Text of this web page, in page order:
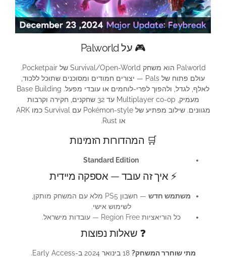
🎮 על Palworld
Palworld הוא משחק Survival/Open-World של Pocketpair.
עולם פתוח של Pals — יצורים חמודים ומסוכנים שתוכל ללכוד,
לאלף, לגדל, ולהפוך לפרי-לוחמים או עובדי מפעל. Base Building
מעמיק, Multiplayer co-op עד 32 שחקנים, חקירה וקרבות
מגוונים. שילוב מפתיע של Pokémon-style עם Survival כמו ARK
או Rust.
🛒 המהדורות הזמינות
Standard Edition
⚡ איך זה עובד — אספקה מיידית
משתמש חדש
— חשבון PS5 מלא עם המשחק מותקן,
לשימוש אישי.
כל הוריאציות Region Free — עובדות מישראל.
❓ שאלות נפוצות
מתי שוחרר המשחק? 18 בינואר 2024 ב-Early Access.